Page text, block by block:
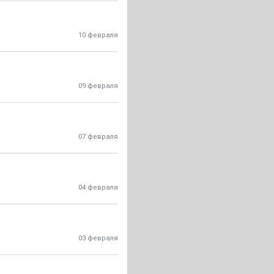
10 февраля
09 февраля
07 февраля
04 февраля
03 февраля